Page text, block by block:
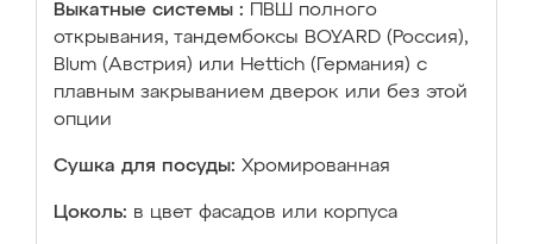
Выкатные системы :
ПВШ полного
открывания, тандембоксы BOYARD (Россия),
Blum (Австрия) или Hettich (Германия) с
плавным закрыванием дверок или без этой
опции
Сушка для посуды: Хромированная
Цоколь: в цвет фасадов или корпуса